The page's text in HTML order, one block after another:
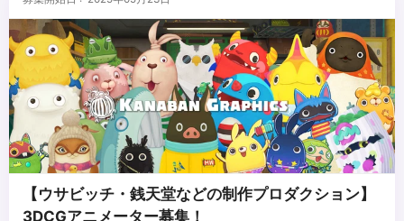
【ウサビッチ・銭天堂などの制作プロダクション】
3DCGアニメーター募集！